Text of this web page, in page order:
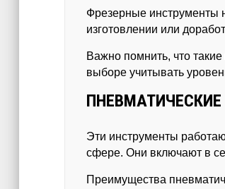
Фрезерные инструменты
изготовлении или
Важно помнить, что
выборе учитывать
Эти инструменты
сфере. Они включают в
Преимущества